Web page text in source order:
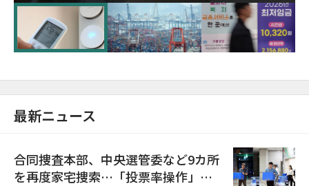
に需給対応体制を点検
最新ニュース
合同捜査本部、中央選管委など9カ所
を再度家宅捜索…「投票率操作」の